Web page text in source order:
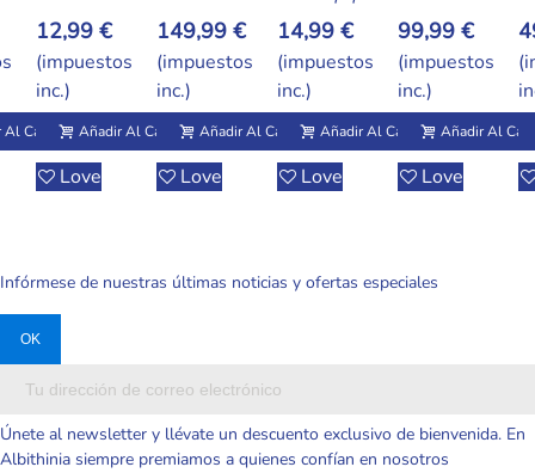
Al Carrito
Reborn De
30 Cm Q-
Elastic Con
Suéter Rosa
Realista
149,99 €
(impuestos
inc.)
Añadir Al Carrito
Love
Demon
Hunters De
Secado
Rápido Con
Diseños
Variados
14,99 €
(impuestos
inc.)
Añadir Al Carrito
Love
De Silicona
Suave Y
Elástica –
Mini
Realista
Económica
99,99 €
(impuestos
inc.)
Añadir Al Carrito
Love
Realista De
Silicona
Sólida 6
Pulgadas –
Lavable Y
Con Cambio
De Ropa
49,99 €
(impuestos
inc.)
Añadir Al
Love
Infórmese de nuestras últimas noticias y ofertas especiales
Únete al newsletter y llévate un descuento exclusivo de bienvenida. En
Albithinia siempre premiamos a quienes confían en nosotros